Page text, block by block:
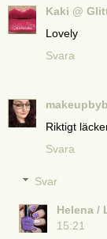
Kaki @
Lovely
Svara
Riktigt
Svara
Svar
Helena /
15:21